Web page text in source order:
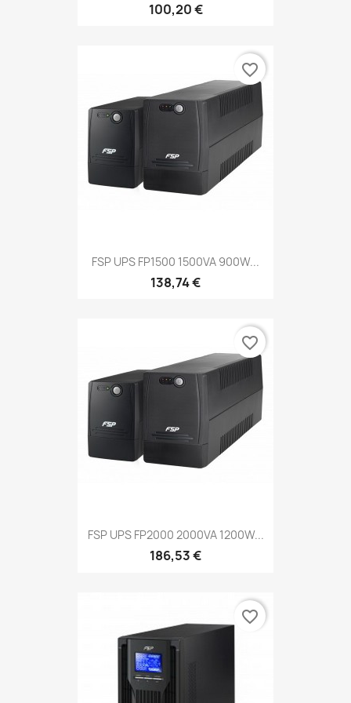
100,20 €
FSP UPS FP1500 1500VA 900W...
138,74 €
favorite_border
FSP UPS FP2000 2000VA 1200W...
186,53 €
favorite_border
favorite_border